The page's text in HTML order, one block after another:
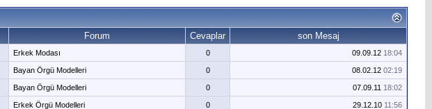
Forum Cevaplar son Mesaj
Erkek Modası 0 09.09.12 18:04
Bayan Örgü Modelleri 0 08.02.12 02:19
Bayan Örgü Modelleri 0 07.09.11 18:02
Erkek Örgü Modelleri 0 29.12.10 11:56